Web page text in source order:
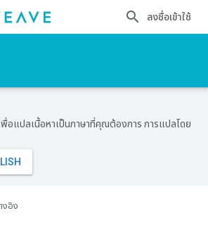
ลงชื่อเข้าใช้
พื่อแปลเนื้อหาเป็นภาษาที่คุณต้องการ การแปลโดย
งอิง